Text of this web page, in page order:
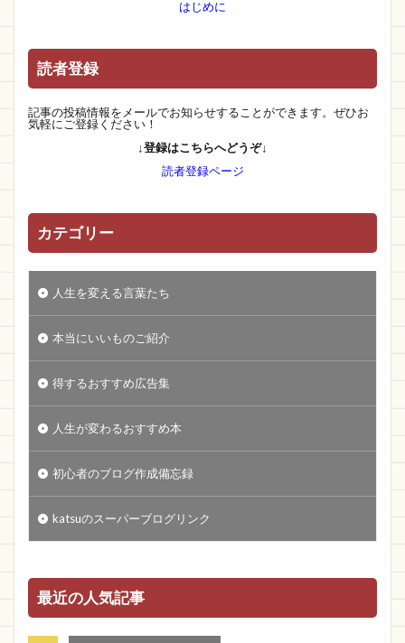
はじめに
読者登録
記事の投稿情報をメールでお知らせすることができます。ぜひお
気軽にご登録ください！
↓登録はこちらへどうぞ↓
読者登録ページ
カテゴリー
人生を変える言葉たち
本当にいいものご紹介
得するおすすめ広告集
人生が変わるおすすめ本
初心者のブログ作成備忘録
katsuのスーパーブログリンク
最近の人気記事